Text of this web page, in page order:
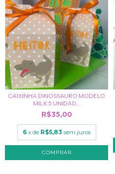
CAIXINHA DINOSSAURO MODELO
MILK 5 UNIDAD...
R$35,00
6 x de R$5,83 sem juros